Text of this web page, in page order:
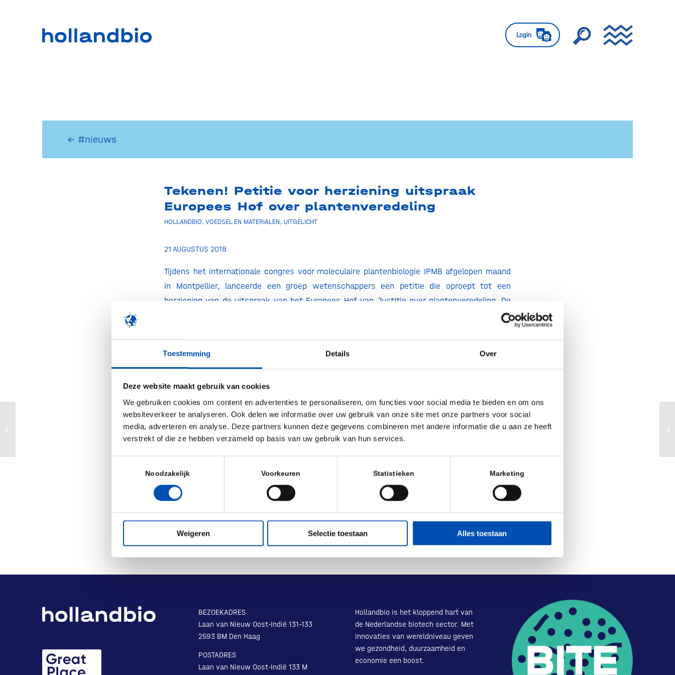
Toestemming Details Over
Deze website maakt gebruik van cookies
We gebruiken cookies om content en advertenties te personaliseren, om functies voor social media te bieden en om ons
websiteverkeer te analyseren. Ook delen we informatie over uw gebruik van onze site met onze partners voor social
media, adverteren en analyse. Deze partners kunnen deze gegevens combineren met andere informatie die u aan ze heeft
verstrekt of die ze hebben verzameld op basis van uw gebruik van hun services.
Noodzakelijk Voorkeuren Statistieken Marketing
Weigeren Selectie toestaan Alles toestaan
Login
← #nieuws
Tekenen! Petitie voor herziening uitspraak
Europees Hof over plantenveredeling
HOLLANDBIO, VOEDSEL EN MATERIALEN, UITGELICHT
21 AUGUSTUS 2018
Tijdens het internationale congres voor moleculaire plantenbiologie IPMB afgelopen maand
in Montpellier, lanceerde een groep wetenschappers een petitie die oproept tot een
herziening van de uitspraak van het Europees Hof van Justitie over plantenveredeling. De
initiatiefnemers vinden dat de uitspraak volledig voorbij gaat aan wetenschappelijke
plantenveredelingsmethoden. Dat staat het ontwikkelen van gewassen en producten die
burgers ondertekenden de petitie tot nu toe. En hoewel de kans klein is dat hij leidt tot een
herziening, geeft de petitie een kans om de grote onvrede over de uitspraak zichtbaar te
maken. Ook je steun geven aan dit initiatief? Bekijk en onderteken de petitiehier!
Deel dit stuk
BEZOEKADRES
Laan van Nieuw Oost-Indië 131-133
2593 BM Den Haag
POSTADRES
Laan van Nieuw Oost-Indië 133 M
Hollandbio is het kloppend hart van
de Nederlandse biotech sector. Met
innovaties van wereldniveau geven
we gezondheid, duurzaamheid en
economie een boost.